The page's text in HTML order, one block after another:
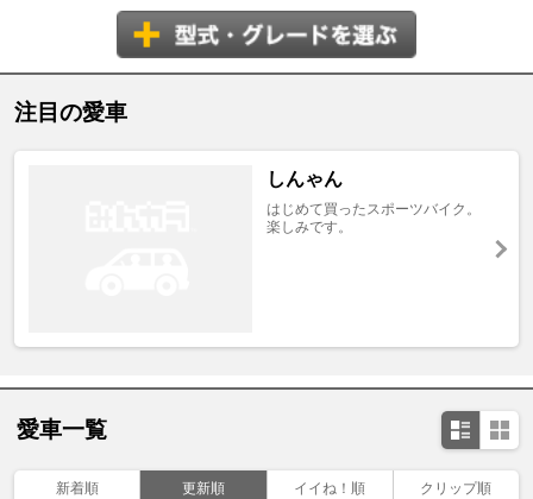
注目の愛車
しんゃん
はじめて買ったスポーツバイク。
楽しみです。
愛車一覧
新着順 更新順 イイね！順 クリップ順